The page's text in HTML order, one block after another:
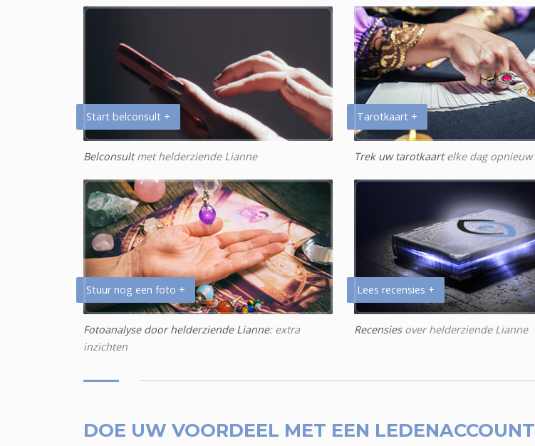
Start belconsult +
Belconsultmet helderziende Lianne
Tarotkaart +
Trek uw tarotkaartelke dag opnieuw
Stuur nog een foto +
Fotoanalyse door helderziende Lianne: extra
inzichten
Lees recensies +
Recensiesover helderziende Lianne
DOE UW VOORDEEL MET EEN LEDENACCOUNT